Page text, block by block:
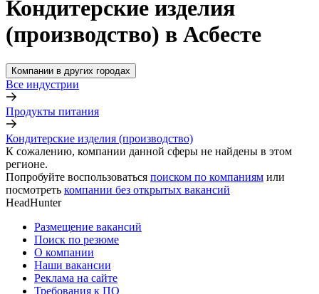
Кондитерские изделия
(производство) в Асбесте
Компании в других городах
Все индустрии
Продукты питания
Кондитерские изделия (производство)
К сожалению, компании данной сферы не найдены в этом
регионе.
Попробуйте воспользоваться поиском по компаниям или
посмотреть компании без открытых вакансий
HeadHunter
Размещение вакансий
Поиск по резюме
О компании
Наши вакансии
Реклама на сайте
Требования к ПО